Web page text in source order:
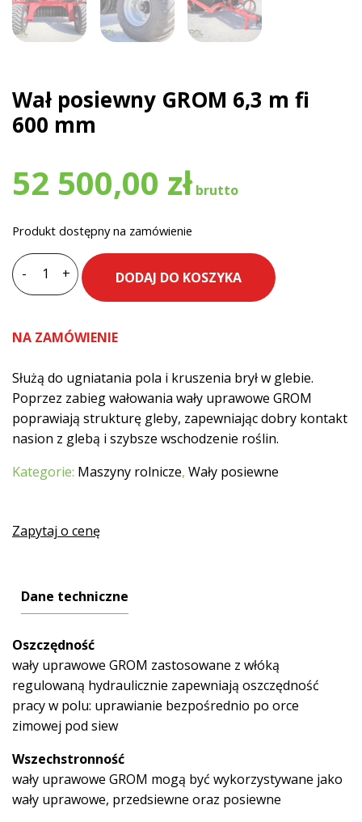
Wał posiewny GROM 6,3 m fi
600 mm
52 500,00 zł
Produkt dostępny na zamówienie
-
ilość
GROM
m
fi
600
mm
+ DODAJ DO KOSZYKA
NA ZAMÓWIENIE
Służą do ugniatania pola i kruszenia brył w glebie.
Poprzez zabieg wałowania wały uprawowe GROM
poprawiają strukturę gleby, zapewniając dobry kontakt
nasion z glebą i szybsze wschodzenie roślin.
Kategorie: Maszyny rolnicze, Wały posiewne
Zapytaj o cenę
Dane techniczne
Oszczędność
wały uprawowe GROM zastosowane z włóką
regulowaną hydraulicznie zapewniają oszczędność
pracy w polu: uprawianie bezpośrednio po orce
zimowej pod siew
Wszechstronność
wały uprawowe GROM mogą być wykorzystywane jako
wały uprawowe, przedsiewne oraz posiewne